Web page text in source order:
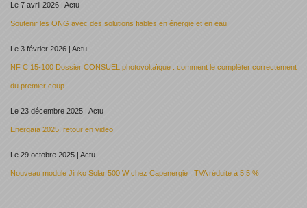
Le 7 avril 2026 | Actu
Soutenir les ONG avec des solutions fiables en énergie et en eau
Le 3 février 2026 | Actu
NF C 15-100 Dossier CONSUEL photovoltaïque : comment le compléter correctement
du premier coup
Le 23 décembre 2025 | Actu
Energaïa 2025, retour en video
Le 29 octobre 2025 | Actu
Nouveau module Jinko Solar 500 W chez Capenergie : TVA réduite à 5,5 %